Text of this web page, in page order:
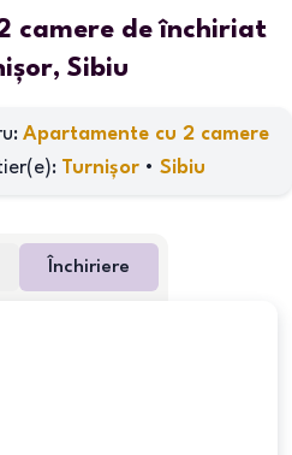
camere de închiriat
Sibiu
Apartamente cu 2 camere
: Turnișor • Sibiu
Închiriere